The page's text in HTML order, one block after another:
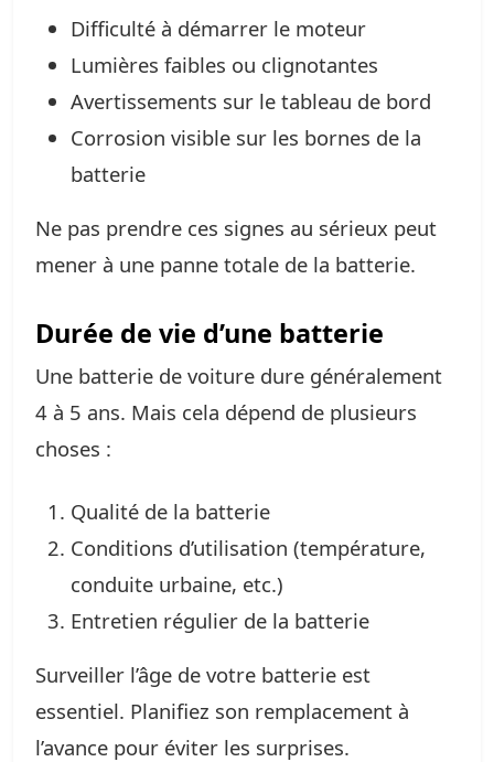
Difficulté à démarrer le moteur
Lumières faibles ou clignotantes
Avertissements sur le tableau de bord
Corrosion visible sur les bornes de la
batterie
Ne pas prendre ces signes au sérieux peut
mener à une panne totale de la batterie.
Durée de vie d’une batterie
Une batterie de voiture dure généralement
4 à 5 ans. Mais cela dépend de plusieurs
choses :
Qualité de la batterie
Conditions d’utilisation (température,
conduite urbaine, etc.)
Entretien régulier de la batterie
Surveiller l’âge de votre batterie est
essentiel. Planifiez son remplacement à
l’avance pour éviter les surprises.